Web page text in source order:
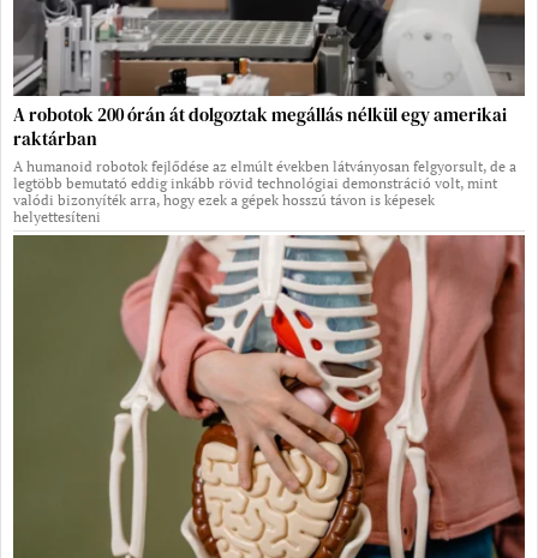
A robotok 200 órán át dolgoztak megállás nélkül egy amerikai
raktárban
A humanoid robotok fejlődése az elmúlt években látványosan felgyorsult, de a
legtöbb bemutató eddig inkább rövid technológiai demonstráció volt, mint
valódi bizonyíték arra, hogy ezek a gépek hosszú távon is képesek
helyettesíteni